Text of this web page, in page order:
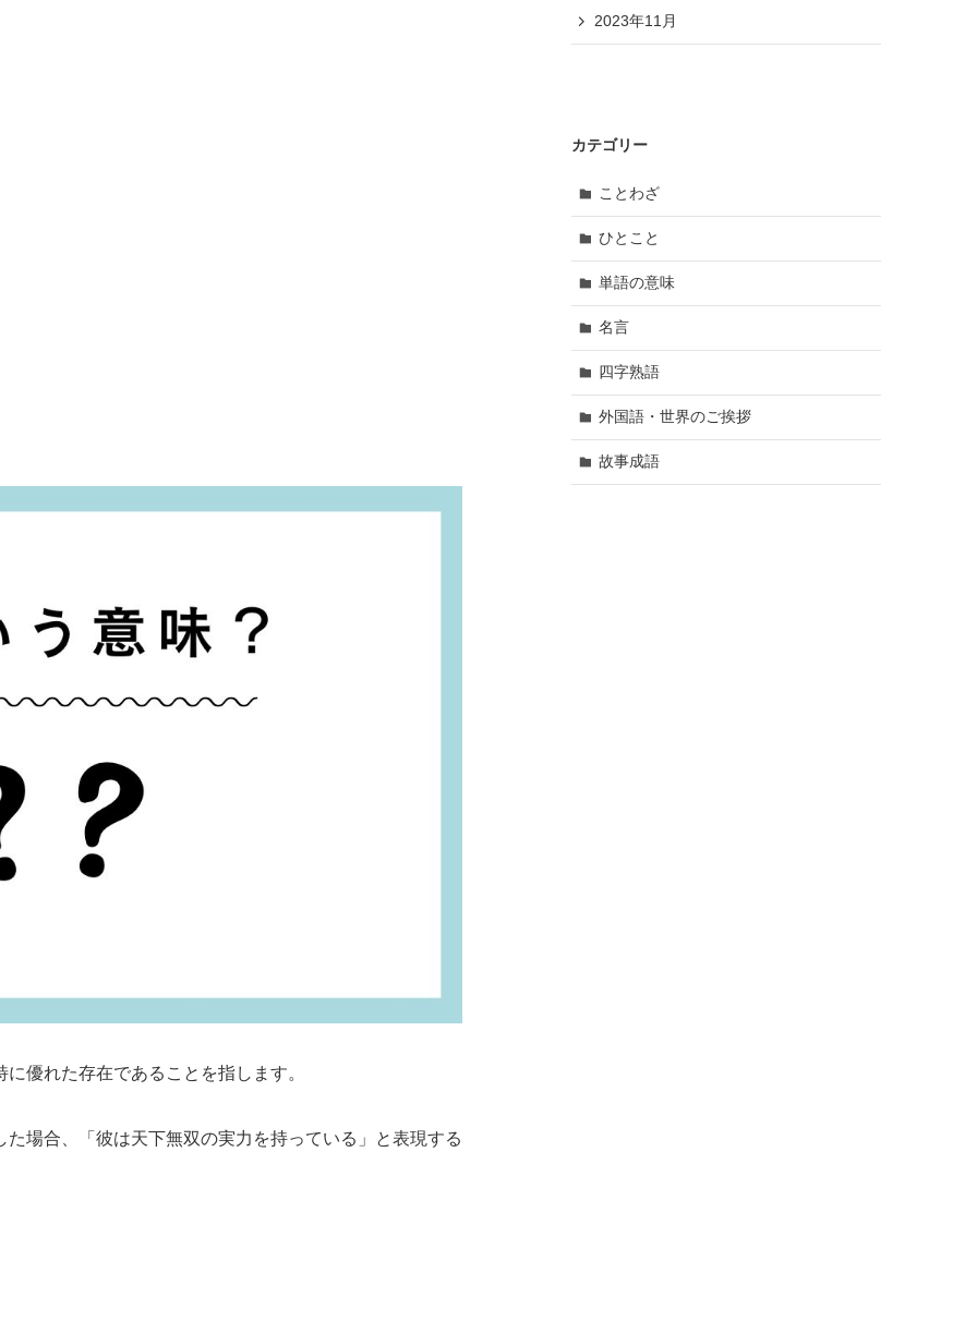
優れた存在であることを指します。
場合、「彼は天下無双の実力を持っている」と表現する
2023年11月
カテゴリー
ことわざ
ひとこと
単語の意味
名言
四字熟語
外国語・世界のご挨拶
故事成語